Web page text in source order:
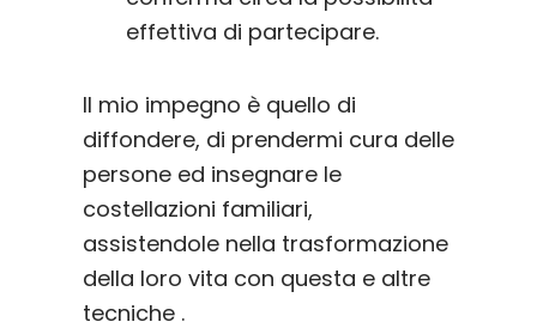
effettiva di partecipare.
Il mio impegno è quello di
diffondere, di prendermi cura delle
persone ed insegnare le
costellazioni familiari,
assistendole nella trasformazione
della loro vita con questa e altre
tecniche .